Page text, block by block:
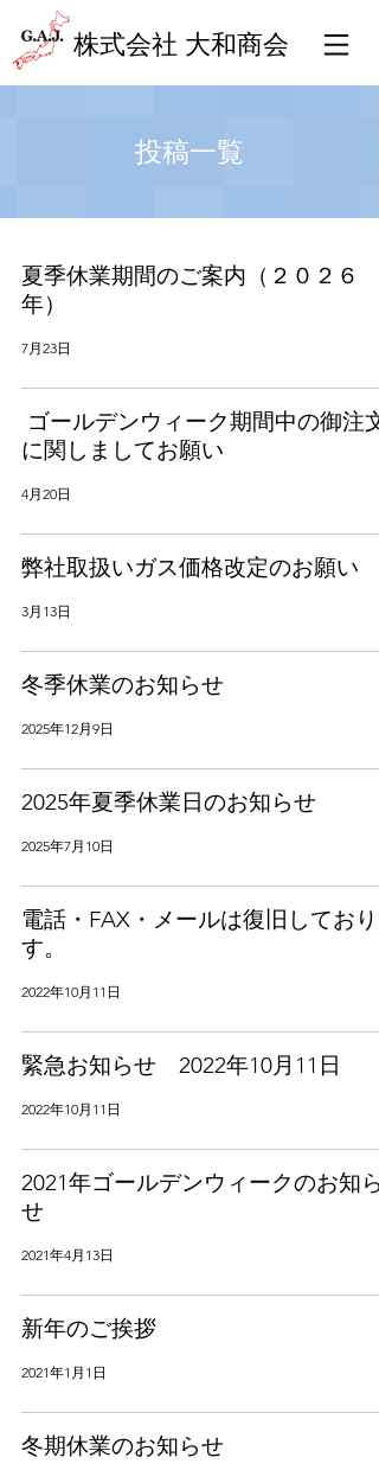
​株式会社 大和商会
夏季休業期間のご案内（２０２６
年）
7月23日
ゴールデンウィーク期間中の御注文
に関しましてお願い
4月20日
弊社取扱いガス価格改定のお願い
3月13日
冬季休業のお知らせ
2025年12月9日
2025年夏季休業日のお知らせ
2025年7月10日
電話・FAX・メールは復旧しており
す。
2022年10月11日
緊急お知らせ 2022年10月11日
2022年10月11日
2021年ゴールデンウィークのお知ら
せ
2021年4月13日
新年のご挨拶
2021年1月1日
冬期休業のお知らせ
​投稿一覧